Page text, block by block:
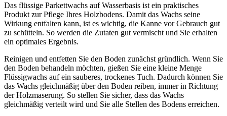
Das flüssige Parkettwachs auf Wasserbasis ist ein praktisches
Produkt zur Pflege Ihres Holzbodens. Damit das Wachs seine
Wirkung entfalten kann, ist es wichtig, die Kanne vor Gebrauch gut
zu schütteln. So werden die Zutaten gut vermischt und Sie erhalten
ein optimales Ergebnis.
Reinigen und entfetten Sie den Boden zunächst gründlich. Wenn Sie
den Boden behandeln möchten, gießen Sie eine kleine Menge
Flüssigwachs auf ein sauberes, trockenes Tuch. Dadurch können Sie
das Wachs gleichmäßig über den Boden reiben, immer in Richtung
der Holzmaserung. So stellen Sie sicher, dass das Wachs
gleichmäßig verteilt wird und Sie alle Stellen des Bodens erreichen.